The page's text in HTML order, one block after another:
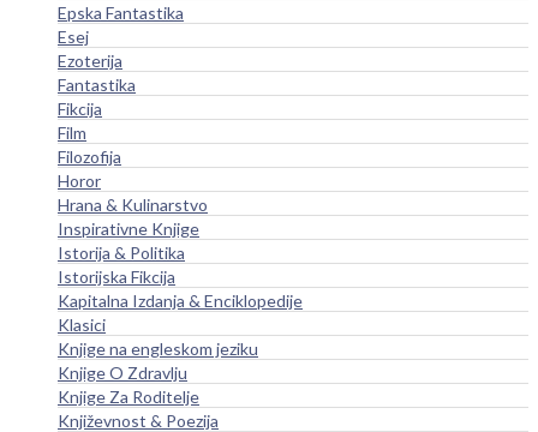
Epska Fantastika
Esej
Ezoterija
Fantastika
Fikcija
Film
Filozofija
Horor
Hrana & Kulinarstvo
Inspirativne Knjige
Istorija & Politika
Istorijska Fikcija
Kapitalna Izdanja & Enciklopedije
Klasici
Knjige na engleskom jeziku
Knjige O Zdravlju
Knjige Za Roditelje
Književnost & Poezija